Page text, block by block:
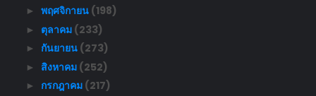
► พฤศจิกายน (198)
► ตุลาคม (233)
► กันยายน (273)
► สิงหาคม (252)
► กรกฎาคม (217)